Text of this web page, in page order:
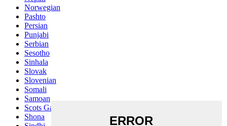
Norwegian
Pashto
Persian
Punjabi
Serbian
Sesotho
Sinhala
Slovak
Slovenian
Somali
Samoan
Scots Gaelic
Shona